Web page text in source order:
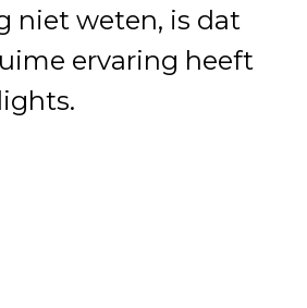
niet weten, is dat
ervaring heeft